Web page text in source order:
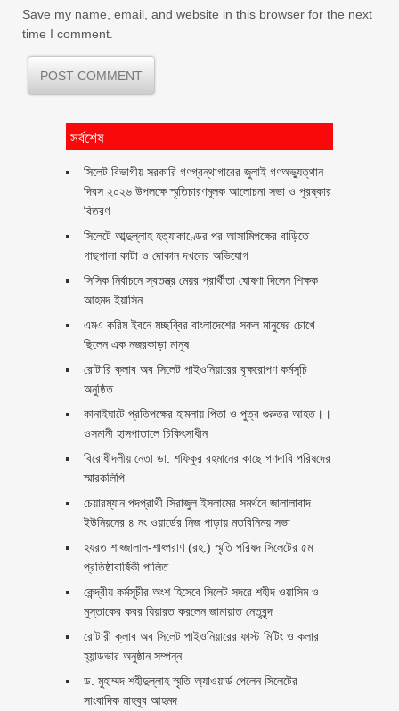
Save my name, email, and website in this browser for the next
time I comment.
সর্বশেষ
সিলেট বিভাগীয় সরকারি গণগ্রন্থাগারের জুলাই গণঅভ্যুত্থান
দিবস ২০২৬ উপলক্ষে স্মৃতিচারণমূলক আলোচনা সভা ও পুরষ্কার
বিতরণ ‎ ‎
সিলেটে আব্দুল্লাহ হত্যাকাণ্ডের পর আসামিপক্ষের বাড়িতে
গাছপালা কাটা ও দোকান দখলের অভিযোগ
সিসিক নির্বাচনে স্বতন্ত্র মেয়র প্রার্থীতা ঘোষণা দিলেন শিক্ষক
আহমদ ইয়াসিন
এমএ করিম ইবনে মচ্ছব্বির বাংলাদেশের সকল মানুষের চোখে
ছিলেন এক নজরকাড়া মানুষ ‎
রোটারি ক্লাব অব সিলেট পাইওনিয়ারের বৃক্ষরোপণ কর্মসূচি
অনুষ্ঠিত
কানাইঘাটে প্রতিপক্ষের হামলায় পিতা ও পুত্র গুরুতর আহত।।
ওসমানী হাসপাতালে চিকিৎসাধীন
বিরোধীদলীয় নেতা ডা. শফিকুর রহমানের কাছে গণদাবি পরিষদের
স্মারকলিপি ‎
চেয়ারম্যান পদপ্রার্থী সিরাজুল ইসলামের সমর্থনে জালালাবাদ
ইউনিয়নের ৪ নং ওয়ার্ডের নিজ পাড়ায় মতবিনিময় সভা
হযরত শাহ্জালাল-শাহ্পরাণ (রহ.) স্মৃতি পরিষদ সিলেটের ৫ম
প্রতিষ্ঠাবার্ষিকী পালিত ‎​
কেন্দ্রীয় কর্মসূচীর অংশ হিসেবে সিলেট সদরে শহীদ ওয়াসিম ও
মুস্তাকের কবর যিয়ারত করলেন জামায়াত নেতৃবৃন্দ ‎
রোটারী ক্লাব অব সিলেট পাইওনিয়ারের ফাস্ট মিটিং ও কলার
হ্যান্ডভার অনুষ্ঠান সম্পন্ন
ড. মুহাম্মদ শহীদুল্লাহ স্মৃতি অ্যাওয়ার্ড পেলেন সিলেটের
সাংবাদিক মাহবুব আহমদ